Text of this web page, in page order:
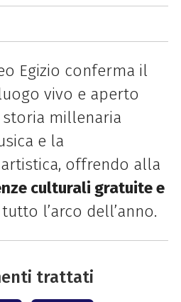
Egizio conferma il
vivo e aperto
millenaria
e la
offrendo alla
culturali gratuite e
l’arco dell’anno.
trattati